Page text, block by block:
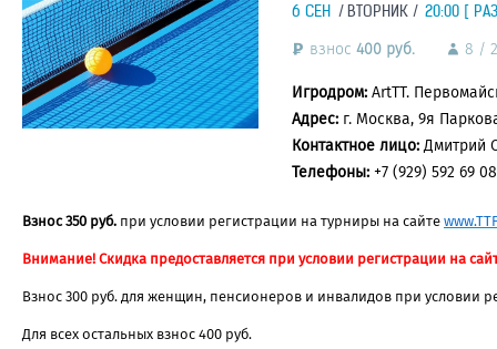
6 СЕН ВТОРНИК 20:00 [
взнос 400 руб.
8 /
Игродром: ArtTT.
Адрес:г. Москва, 9я
Контактное лицо:Дмитрий
Телефоны:+7 (929) 592 69 08
Взнос 350 руб.при условии регистрации на турниры на сайте
Внимание! Скидка предоставляется при условии регистрации на
Взнос 300 руб. для женщин, пенсионеров и инвалидов при условии
Для всех остальных взнос 400 руб.